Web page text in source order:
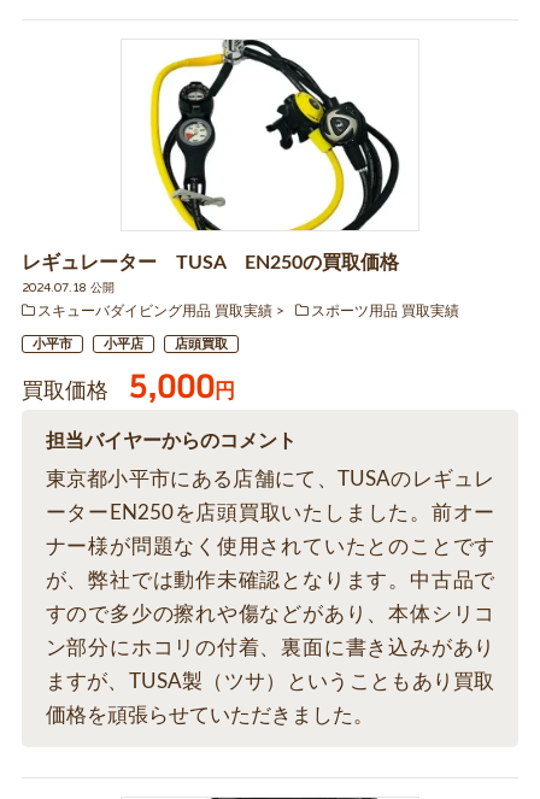
レギュレーター TUSA EN250の買取価格
2024.07.18 公開
スキューバダイビング用品 買取実績
スポーツ用品 買取実績
小平市 小平店 店頭買取
買取価格 5,000円
担当バイヤーからのコメント
東京都小平市にある店舗にて、TUSAのレギュレ
ーターEN250を店頭買取いたしました。前オー
ナー様が問題なく使用されていたとのことです
が、弊社では動作未確認となります。中古品で
すので多少の擦れや傷などがあり、本体シリコ
ン部分にホコリの付着、裏面に書き込みがあり
ますが、TUSA製（ツサ）ということもあり買取
価格を頑張らせていただきました。